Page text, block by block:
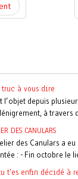
truc à vous dire
l’objet depuis
à travers
DES CANULARS
des Canulars a eu
: - Fin octobre le
t'es enfin décidé à